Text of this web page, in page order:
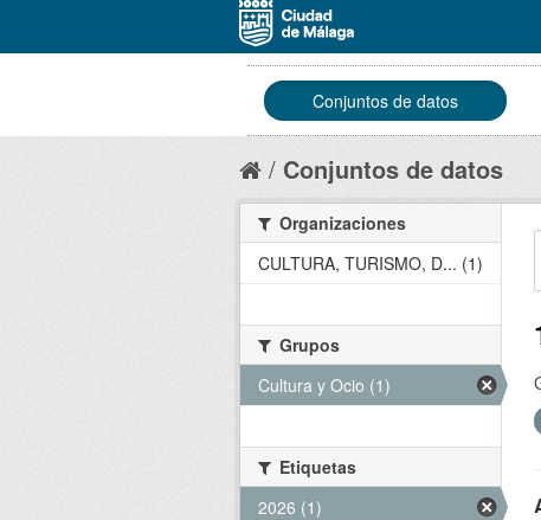
Conjuntos de datos
Conjuntos de datos
Organizaciones
CULTURA, TURISMO, D... (1)
Grupos
Cultura y Ocio (1)
Etiquetas
2026 (1)